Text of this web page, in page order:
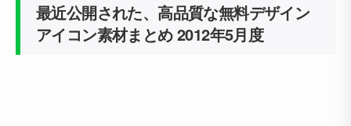
最近公開された、高品質な無料デザイン
アイコン素材まとめ 2012年5月度